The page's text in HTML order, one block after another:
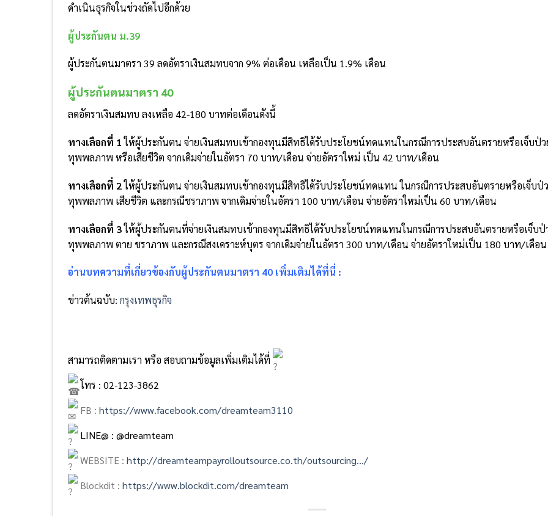
ดำเนินธุรกิจในช่วงถัดไปอีกด้วย
ผู้ประกันตน ม.39
ผู้ประกันตนมาตรา 39 ลดอัตราเงินสมทบจาก 9% ต่อเดือน เหลือเป็น 1.9% เดือน
ผู้ประกันตนมาตรา 40
ลดอัตราเงินสมทบ ลงเหลือ 42-180 บาทต่อเดือนดังนี้
ทางเลือกที่ 1ให้ผู้ประกันตน จ่ายเงินสมทบเข้ากองทุนมีสิทธิได้รับประโยชน์ทดแทนในกรณีการประสบอันตรายหรือเจ็บป่ว
ทุพพลภาพ หรือเสียชีวิต จากเดิมจ่ายในอัตรา 70 บาท/เดือน จ่ายอัตราใหม่ เป็น 42 บาท/เดือน
ทางเลือกที่ 2ให้ผู้ประกันตน จ่ายเงินสมทบเข้ากองทุนมีสิทธิได้รับประโยชน์ทดแทน ในกรณีการประสบอันตรายหรือเจ็บป่
ทุพพลภาพ เสียชีวิต และกรณีชราภาพ จากเดิมจ่ายในอัตรา 100 บาท/เดือน จ่ายอัตราใหม่เป็น 60 บาท/เดือน
ทางเลือกที่ 3ให้ผู้ประกันตนที่จ่ายเงินสมทบเข้ากองทุนมีสิทธิได้รับประโยชน์ทดแทนในกรณีการประสบอันตรายหรือเจ็บป่
ทุพพลภาพ ตาย ชราภาพ และกรณีสงเคราะห์บุตร จากเดิมจ่ายในอัตรา 300 บาท/เดือน จ่ายอัตราใหม่เป็น 180 บาท/เดือน
อ่านบทความที่เกี่ยวข้องกับผู้ประกันตนมาตรา 40 เพิ่มเติมได้ที่นี่ :
ข่าวต้นฉบับ: กรุงเทพธุรกิจ
สามารถติดตามเรา หรือ สอบถามข้อมูลเพิ่มเติมได้ที่
โทร : 02-123-3862
FB : https://www.facebook.com/dreamteam3110
LINE@ : @dreamteam
WEBSITE : http://dreamteampayrolloutsource.co.th/outsourcing…/
Blockdit : https://www.blockdit.com/dreamteam